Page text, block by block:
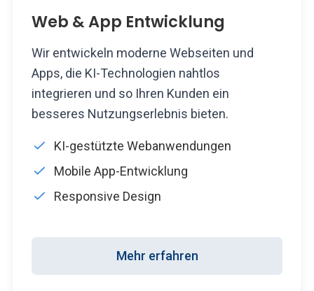
Web & App Entwicklung
Wir entwickeln moderne Webseiten und
Apps, die KI-Technologien nahtlos
integrieren und so Ihren Kunden ein
besseres Nutzungserlebnis bieten.
KI-gestützte Webanwendungen
Mobile App-Entwicklung
Responsive Design
Mehr erfahren